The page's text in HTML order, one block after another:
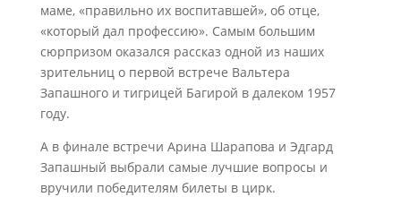
маме, «правильно их воспитавшей», об отце,
«который дал профессию». Самым большим
сюрпризом оказался рассказ одной из наших
зрительниц о первой встрече Вальтера
Запашного и тигрицей Багирой в далеком 1957
году.
А в финале встречи Арина Шарапова и Эдгард
Запашный выбрали самые лучшие вопросы и
вручили победителям билеты в цирк.